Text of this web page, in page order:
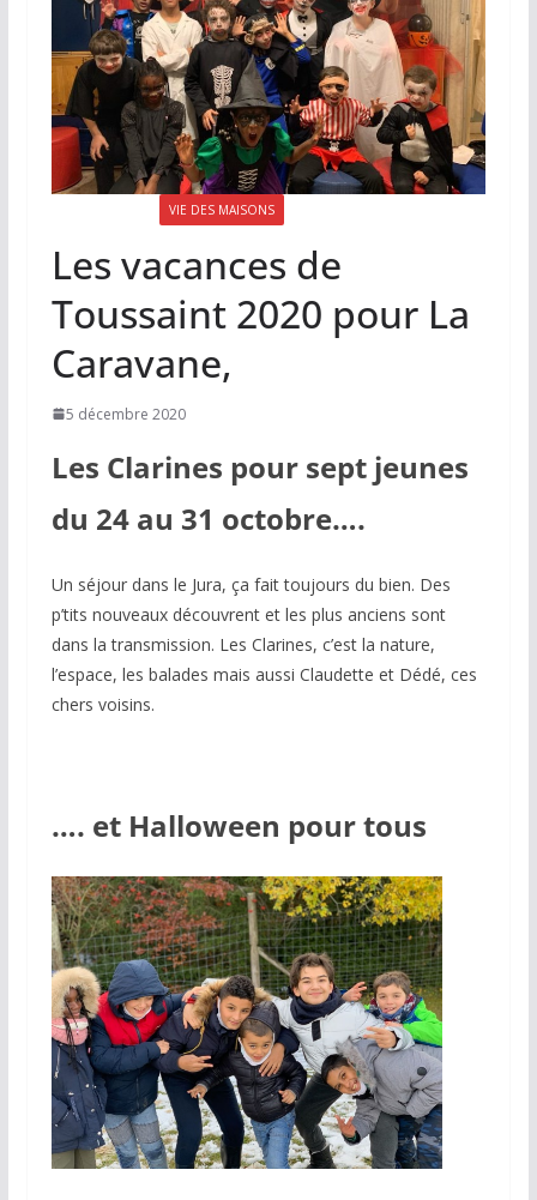
VIE DES MAISONS
Les vacances de
Toussaint 2020 pour La
Caravane,
5 décembre 2020
Les Clarines pour sept jeunes
du 24 au 31 octobre….
Un séjour dans le Jura, ça fait toujours du bien. Des
p’tits nouveaux découvrent et les plus anciens sont
dans la transmission. Les Clarines, c’est la nature,
l’espace, les balades mais aussi Claudette et Dédé, ces
chers voisins.
…. et Halloween pour tous